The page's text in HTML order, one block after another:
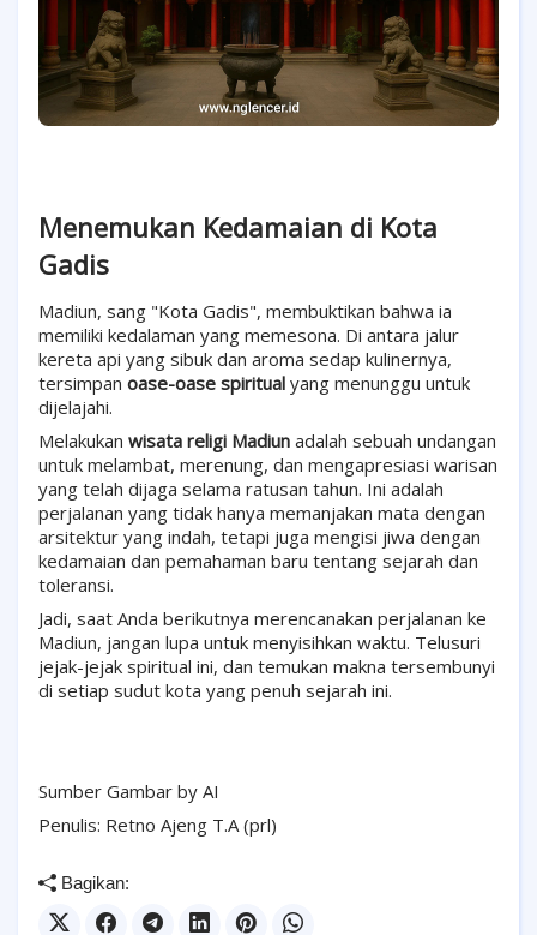
Menemukan Kedamaian di Kota
Gadis
Madiun, sang "Kota Gadis", membuktikan bahwa ia
memiliki kedalaman yang memesona. Di antara jalur
kereta api yang sibuk dan aroma sedap kulinernya,
tersimpan oase-oase spiritual yang menunggu untuk
dijelajahi.
Melakukan wisata religi Madiun adalah sebuah undangan
untuk melambat, merenung, dan mengapresiasi warisan
yang telah dijaga selama ratusan tahun. Ini adalah
perjalanan yang tidak hanya memanjakan mata dengan
arsitektur yang indah, tetapi juga mengisi jiwa dengan
kedamaian dan pemahaman baru tentang sejarah dan
toleransi.
Jadi, saat Anda berikutnya merencanakan perjalanan ke
Madiun, jangan lupa untuk menyisihkan waktu. Telusuri
jejak-jejak spiritual ini, dan temukan makna tersembunyi
di setiap sudut kota yang penuh sejarah ini.
Sumber Gambar by AI
Penulis: Retno Ajeng T.A (prl)
Bagikan: